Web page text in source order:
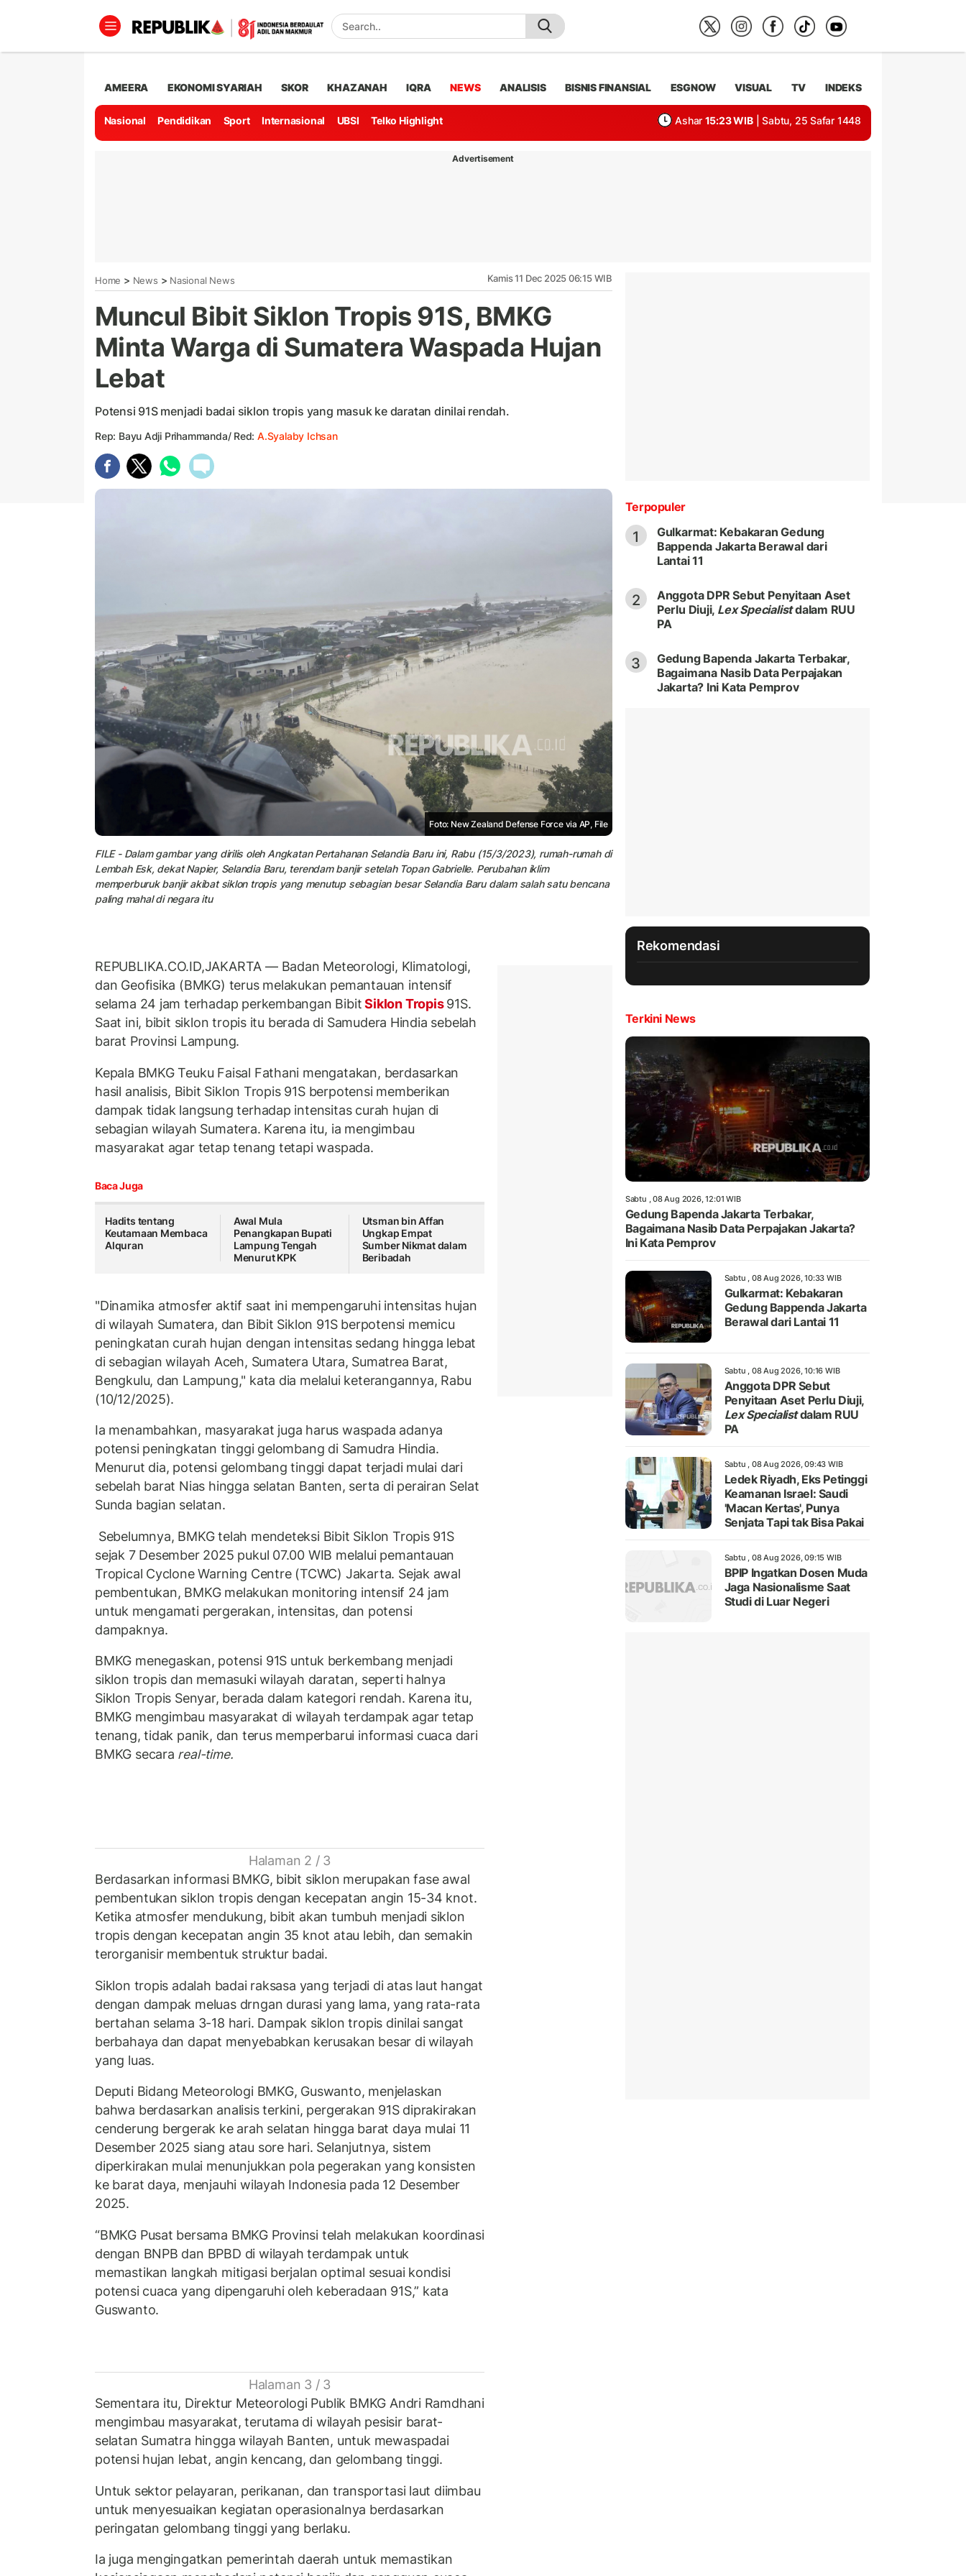
AMEERA EKONOMI SYARIAH SKOR KHAZANAH IQRA NEWS ANALISIS BISNIS FINANSIAL ESGNOW VISUAL TV INDEKS
Nasional Pendidikan Sport Internasional UBSI Telko Highlight Ashar 15:23 WIB | Sabtu, 25 Safar 1448
Advertisement
Home > News > Nasional News Kamis 11 Dec 2025 06:15 WIB
Muncul Bibit Siklon Tropis 91S, BMKG
Minta Warga di Sumatera Waspada Hujan
Lebat
Potensi 91S menjadi badai siklon tropis yang masuk ke daratan dinilai rendah.
Rep: Bayu Adji Prihammanda/ Red:A.Syalaby Ichsan
Foto: New Zealand Defense Force via AP, File
FILE - Dalam gambar yang dirilis oleh Angkatan Pertahanan Selandia Baru ini, Rabu (15/3/2023), rumah-rumah di
Lembah Esk, dekat Napier, Selandia Baru, terendam banjir setelah Topan Gabrielle. Perubahan iklim
memperburuk banjir akibat siklon tropis yang menutup sebagian besar Selandia Baru dalam salah satu bencana
paling mahal di negara itu
REPUBLIKA.CO.ID,JAKARTA — Badan Meteorologi, Klimatologi,
dan Geofisika (BMKG) terus melakukan pemantauan intensif
selama 24 jam terhadap perkembangan BibitSiklon Tropis91S.
Saat ini, bibit siklon tropis itu berada di Samudera Hindia sebelah
barat Provinsi Lampung.
Kepala BMKG Teuku Faisal Fathani mengatakan, berdasarkan
hasil analisis, Bibit Siklon Tropis 91S berpotensi memberikan
dampak tidak langsung terhadap intensitas curah hujan di
sebagian wilayah Sumatera. Karena itu, ia mengimbau
masyarakat agar tetap tenang tetapi waspada.
Baca Juga
Hadits tentang
Keutamaan Membaca
Alquran
Awal Mula
Penangkapan Bupati
Lampung Tengah
Menurut KPK
Utsman bin Affan
Ungkap Empat
Sumber Nikmat dalam
Beribadah
"Dinamika atmosfer aktif saat ini mempengaruhi intensitas hujan
di wilayah Sumatera, dan Bibit Siklon 91S berpotensi memicu
peningkatan curah hujan dengan intensitas sedang hingga lebat
di sebagian wilayah Aceh, Sumatera Utara, Sumatrea Barat,
Bengkulu, dan Lampung," kata dia melalui keterangannya, Rabu
(10/12/2025).
Ia menambahkan, masyarakat juga harus waspada adanya
potensi peningkatan tinggi gelombang di Samudra Hindia.
Menurut dia, potensi gelombang tinggi dapat terjadi mulai dari
sebelah barat Nias hingga selatan Banten, serta di perairan Selat
Sunda bagian selatan.
Sebelumnya, BMKG telah mendeteksi Bibit Siklon Tropis 91S
sejak 7 Desember 2025 pukul 07.00 WIB melalui pemantauan
Tropical Cyclone Warning Centre (TCWC) Jakarta. Sejak awal
pembentukan, BMKG melakukan monitoring intensif 24 jam
untuk mengamati pergerakan, intensitas, dan potensi
dampaknya.
BMKG menegaskan, potensi 91S untuk berkembang menjadi
siklon tropis dan memasuki wilayah daratan, seperti halnya
Siklon Tropis Senyar, berada dalam kategori rendah. Karena itu,
BMKG mengimbau masyarakat di wilayah terdampak agar tetap
tenang, tidak panik, dan terus memperbarui informasi cuaca dari
BMKG secara real-time.
Halaman 2 / 3
Berdasarkan informasi BMKG, bibit siklon merupakan fase awal
pembentukan siklon tropis dengan kecepatan angin 15-34 knot.
Ketika atmosfer mendukung, bibit akan tumbuh menjadi siklon
tropis dengan kecepatan angin 35 knot atau lebih, dan semakin
terorganisir membentuk struktur badai.
Siklon tropis adalah badai raksasa yang terjadi di atas laut hangat
dengan dampak meluas drngan durasi yang lama, yang rata-rata
bertahan selama 3-18 hari. Dampak siklon tropis dinilai sangat
berbahaya dan dapat menyebabkan kerusakan besar di wilayah
yang luas.
Deputi Bidang Meteorologi BMKG, Guswanto, menjelaskan
bahwa berdasarkan analisis terkini, pergerakan 91S diprakirakan
cenderung bergerak ke arah selatan hingga barat daya mulai 11
Desember 2025 siang atau sore hari. Selanjutnya, sistem
diperkirakan mulai menunjukkan pola pegerakan yang konsisten
ke barat daya, menjauhi wilayah Indonesia pada 12 Desember
2025.
“BMKG Pusat bersama BMKG Provinsi telah melakukan koordinasi
dengan BNPB dan BPBD di wilayah terdampak untuk
memastikan langkah mitigasi berjalan optimal sesuai kondisi
potensi cuaca yang dipengaruhi oleh keberadaan 91S,” kata
Guswanto.
Halaman 3 / 3
Sementara itu, Direktur Meteorologi Publik BMKG Andri Ramdhani
mengimbau masyarakat, terutama di wilayah pesisir barat-
selatan Sumatra hingga wilayah Banten, untuk mewaspadai
potensi hujan lebat, angin kencang, dan gelombang tinggi.
Untuk sektor pelayaran, perikanan, dan transportasi laut diimbau
untuk menyesuaikan kegiatan operasionalnya berdasarkan
peringatan gelombang tinggi yang berlaku.
Ia juga mengingatkan pemerintah daerah untuk memastikan
Terpopuler
1
Gulkarmat: Kebakaran Gedung
Bappenda Jakarta Berawal dari
Lantai 11
2
Anggota DPR Sebut Penyitaan Aset
Perlu Diuji, Lex Specialistdalam RUU
PA
3
Gedung Bapenda Jakarta Terbakar,
Bagaimana Nasib Data Perpajakan
Jakarta? Ini Kata Pemprov
Rekomendasi
Terkini News
Sabtu , 08 Aug 2026, 12:01 WIB
Gedung Bapenda Jakarta Terbakar,
Bagaimana Nasib Data Perpajakan Jakarta?
Ini Kata Pemprov
Sabtu , 08 Aug 2026, 10:33 WIB
Gulkarmat: Kebakaran
Gedung Bappenda Jakarta
Berawal dari Lantai 11
Sabtu , 08 Aug 2026, 10:16 WIB
Anggota DPR Sebut
Penyitaan Aset Perlu Diuji,
Lex Specialistdalam RUU
PA
Sabtu , 08 Aug 2026, 09:43 WIB
Ledek Riyadh, Eks Petinggi
Keamanan Israel: Saudi
'Macan Kertas', Punya
Senjata Tapi tak Bisa Pakai
Sabtu , 08 Aug 2026, 09:15 WIB
BPIP Ingatkan Dosen Muda
Jaga Nasionalisme Saat
Studi di Luar Negeri